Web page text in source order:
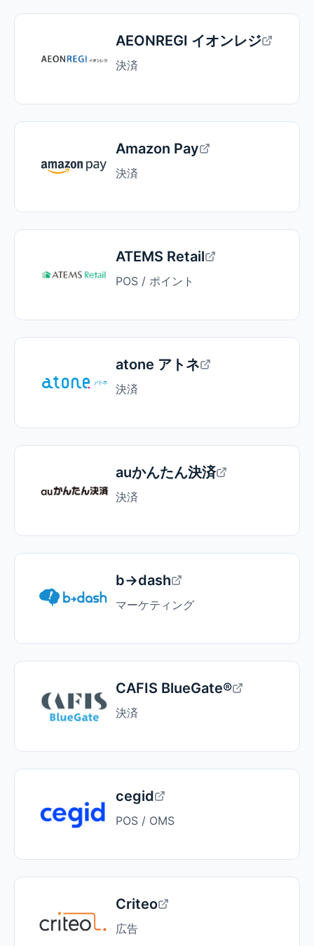
AEONREGI イオンレジ
決済
Amazon Pay
決済
ATEMS Retail
POS / ポイント
atone アトネ
決済
auかんたん決済
決済
b→dash
マーケティング
CAFIS BlueGate®
決済
cegid
POS / OMS
Criteo
広告